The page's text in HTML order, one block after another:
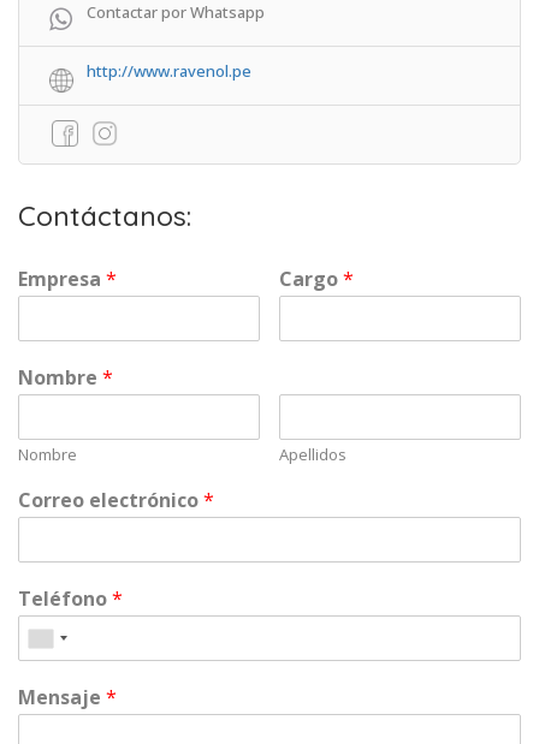
Contactar por Whatsapp
http://www.ravenol.pe
Contáctanos:
Empresa * Cargo*
Nombre *
Nombre Apellidos
Correo electrónico*
Teléfono*
Mensaje *